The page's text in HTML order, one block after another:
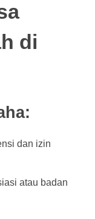
di
dan izin
atau badan